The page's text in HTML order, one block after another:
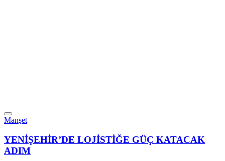
Manşet
YENİŞEHİR’DE LOJİSTİĞE GÜÇ KATACAK
ADIM